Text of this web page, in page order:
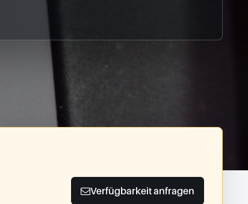
Verfügbarkeit anfragen